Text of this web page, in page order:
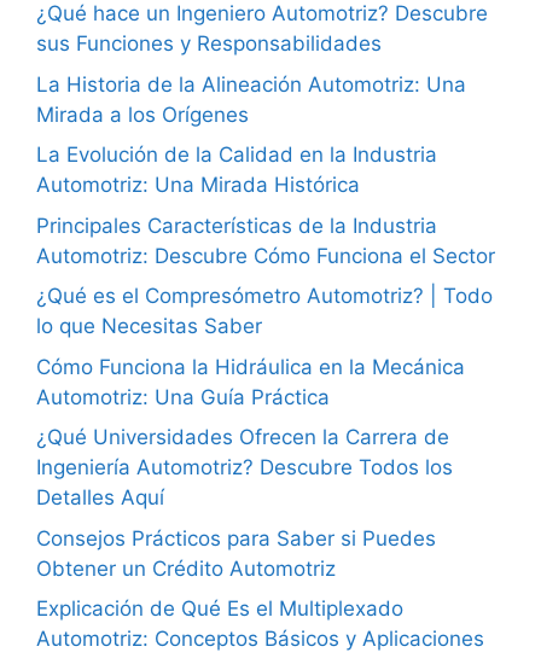
¿Qué hace un Ingeniero Automotriz? Descubre
sus Funciones y Responsabilidades
La Historia de la Alineación Automotriz: Una
Mirada a los Orígenes
La Evolución de la Calidad en la Industria
Automotriz: Una Mirada Histórica
Principales Características de la Industria
Automotriz: Descubre Cómo Funciona el Sector
¿Qué es el Compresómetro Automotriz? | Todo
lo que Necesitas Saber
Cómo Funciona la Hidráulica en la Mecánica
Automotriz: Una Guía Práctica
¿Qué Universidades Ofrecen la Carrera de
Ingeniería Automotriz? Descubre Todos los
Detalles Aquí
Consejos Prácticos para Saber si Puedes
Obtener un Crédito Automotriz
Explicación de Qué Es el Multiplexado
Automotriz: Conceptos Básicos y Aplicaciones